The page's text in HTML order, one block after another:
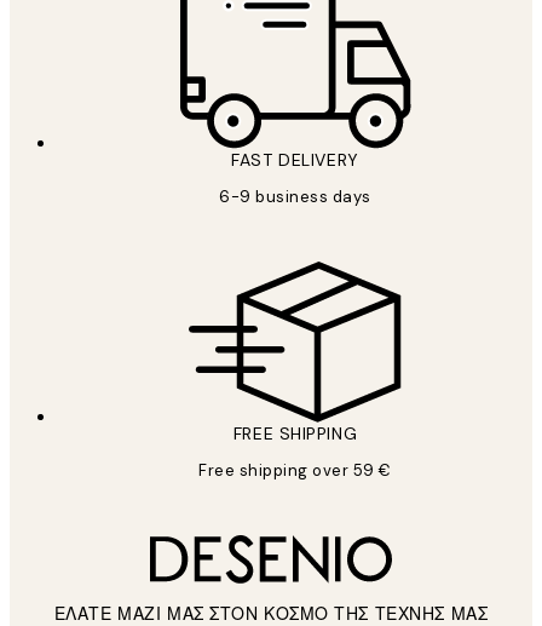
FAST DELIVERY
6-9 business days
FREE SHIPPING
Free shipping over 59 €
ΕΛΑΤΕ ΜΑΖΙ ΜΑΣ ΣΤΟΝ ΚΟΣΜΟ ΤΗΣ ΤΕΧΝΗΣ ΜΑΣ